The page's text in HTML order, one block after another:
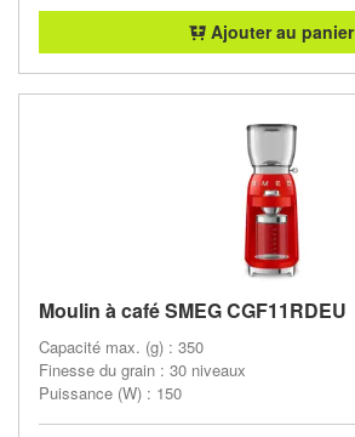
Ajouter au panier
Moulin à café SMEG CGF11RDEU
Capacité max. (g) : 350
Finesse du grain : 30 niveaux
Puissance (W) : 150